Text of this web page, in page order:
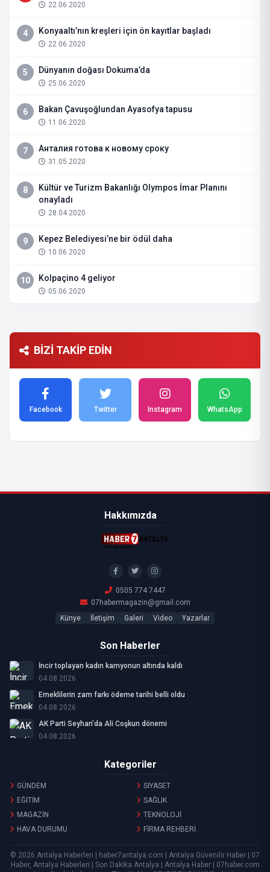
22.06.2020
4 Konyaaltı’nın kreşleri için ön kayıtlar başladı
22.06.2020
5 Dünyanın doğası Dokuma’da
25.06.2020
6 Bakan Çavuşoğlundan Ayasofya tapusu
11.06.2020
7 Анталия готова к новому сроку
31.05.2020
8
Kültür ve Turizm Bakanlığı Olympos İmar Planını
onayladı
28.04.2020
9 Kepez Belediyesi’ne bir ödül daha
10.06.2020
10 Kolpaçino 4 geliyor
05.06.2020
BİZİ TAKİP EDİN
Facebook Twitter Instagram WhatsApp
Hakkımızda
0505 774 7447
07habermagazin@gmail.com
Künye
İletişim Galeri Video Yazarlar
Son Haberler
İncir toplayan kadın kamyonun altında kaldı
04.08.2026
Emeklilerin zam farkı ödeme tarihi belli oldu
04.08.2026
AK Parti Seyhan’da Ali Coşkun dönemi
04.08.2026
Kategoriler
GÜNDEM
SİYASET
EĞİTİM
SAĞLIK
MAGAZİN
TEKNOLOJİ
HAVA DURUMU
FİRMA REHBERİ
© 2026 Antalya Haberleri | haber7antalya.com | Antalya Güvenilir Haber | 07
Haber, Antalya Haberleri | Son Dakika Antalya | Antalya Haber | 07haber.com